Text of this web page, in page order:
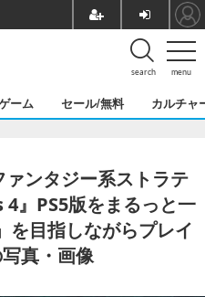
menu
search
ーム セール/無料 カルチャ
ンタジー系ストラテ
』PS5版をまるっと一
を目指しながらプレイ
真・画像